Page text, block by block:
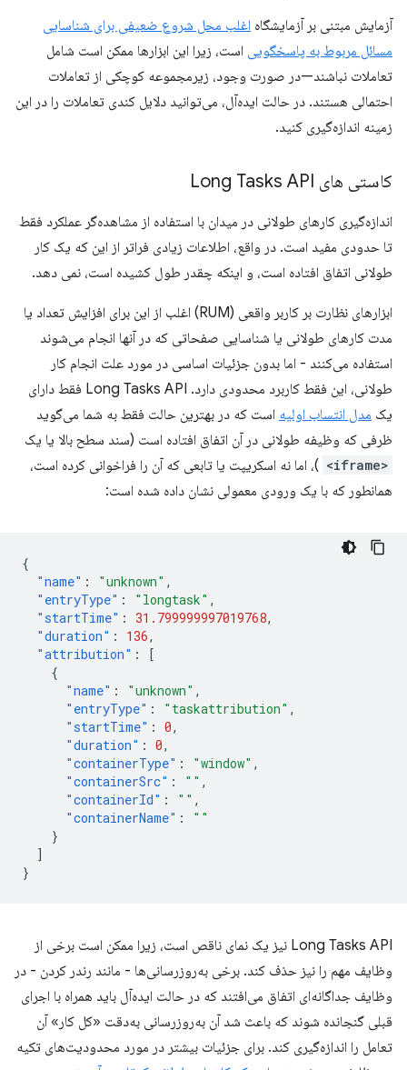
آزمایش مبتنی بر آزمایشگاه اغلب محل شروع ضعیفی برای شناسایی
مسائل مربوط به پاسخگویی است، زیرا این ابزارها ممکن است شامل
تعاملات نباشند—در صورت وجود، زیرمجموعه کوچکی از تعاملات
احتمالی هستند. در حالت ایده‌آل، می‌توانید دلایل کندی تعاملات را در این
زمینه اندازه‌گیری کنید.
کاستی های Long Tasks API
اندازه‌گیری کارهای طولانی در میدان با استفاده از مشاهده‌گر عملکرد فقط
تا حدودی مفید است. در واقع، اطلاعات زیادی فراتر از این که یک کار
طولانی اتفاق افتاده است، و اینکه چقدر طول کشیده است، نمی دهد.
ابزارهای نظارت بر کاربر واقعی (RUM) اغلب از این برای افزایش تعداد یا
مدت کارهای طولانی یا شناسایی صفحاتی که در آنها انجام می‌شوند
استفاده می‌کنند - اما بدون جزئیات اساسی در مورد علت انجام کار
طولانی، این فقط کاربرد محدودی دارد. Long Tasks API فقط دارای
یک مدل انتساب اولیه است که در بهترین حالت فقط به شما می‌گوید
ظرفی که وظیفه طولانی در آن اتفاق افتاده است (سند سطح بالا یا یک
<iframe>
)، اما نه اسکریپت یا تابعی که آن را فراخوانی کرده است،
همانطور که با یک ورودی معمولی نشان داده شده است:
{
"name" : "unknown" ,
"entryType" : "longtask" ,
"startTime" : 31.799999997019768,
"duration" : 136,
"attribution" :
[
{
"name" : "unknown" ,
"entryType" : "taskattribution" ,
"startTime" : 0,
"duration" : 0,
"containerType" : "window" ,
"containerSrc" : "" ,
"containerId" : "" ,
"containerName" :
""
}
]
}
Long Tasks API نیز یک نمای ناقص است، زیرا ممکن است برخی از
وظایف مهم را نیز حذف کند. برخی به‌روزرسانی‌ها - مانند رندر کردن - در
وظایف جداگانه‌ای اتفاق می‌افتند که در حالت ایده‌آل باید همراه با اجرای
قبلی گنجانده شوند که باعث شد آن به‌روزرسانی به‌دقت «کل کار» آن
تعامل را اندازه‌گیری کند. برای جزئیات بیشتر در مورد محدودیت‌های تکیه